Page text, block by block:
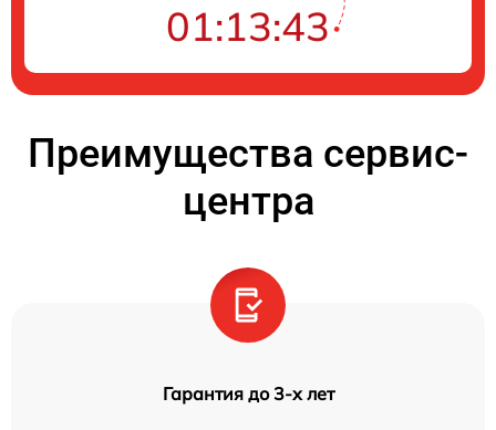
01:13:43
Преимущества сервис-
центра
Гарантия до 3-х лет